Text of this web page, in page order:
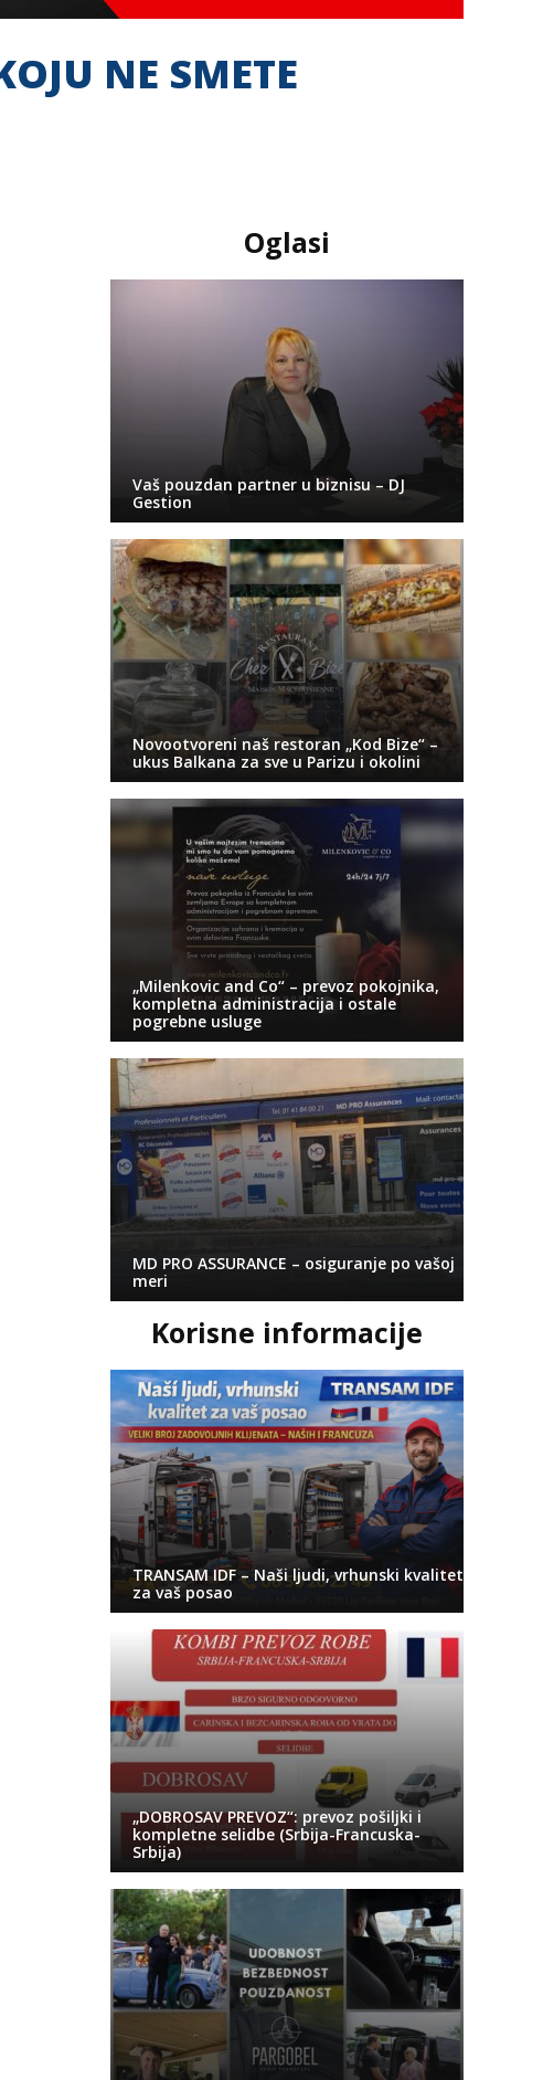
NE SMETE
Oglasi
Vaš pouzdan partner u biznisu – DJ
Gestion
Novootvoreni naš restoran „Kod Bize“ –
ukus Balkana za sve u Parizu i okolini
„Milenkovic and Co“ – prevoz pokojnika,
kompletna administracija i ostale
pogrebne usluge
MD PRO ASSURANCE – osiguranje po vašoj
meri
Korisne informacije
TRANSAM IDF – Naši ljudi, vrhunski kvalitet
za vaš posao
„DOBROSAV PREVOZ“: prevoz pošiljki i
kompletne selidbe (Srbija-Francuska-
Srbija)